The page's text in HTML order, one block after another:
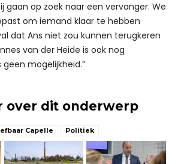
gaan op zoek naar een vervanger. We
om iemand klaar te hebben
dat Ans niet zou kunnen terugkeren
van der Heide is ook nog
mogelijkheid.”
over dit onderwerp
Capelle Politiek